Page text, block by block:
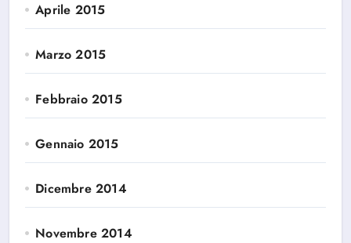
Aprile 2015
Marzo 2015
Febbraio 2015
Gennaio 2015
Dicembre 2014
Novembre 2014